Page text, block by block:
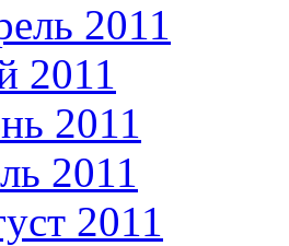
2011
2011
2011
2011
2011